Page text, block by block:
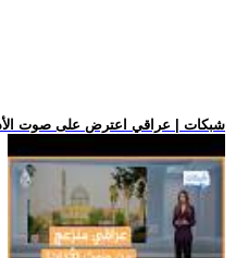
.. شبكات | عراقي اعترض على صوت